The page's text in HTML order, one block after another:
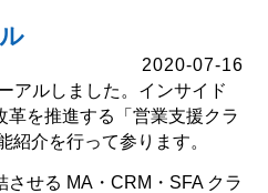
2020-07-16
アルしました。インサイド
革を推進する「営業支援クラ
紹介を行って参ります。
させる MA・CRM・SFA クラ